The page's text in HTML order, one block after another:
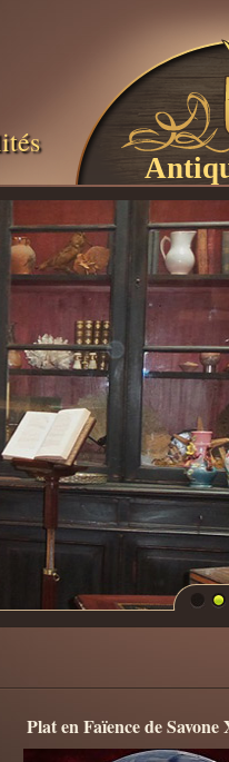
Plat en Faïence de